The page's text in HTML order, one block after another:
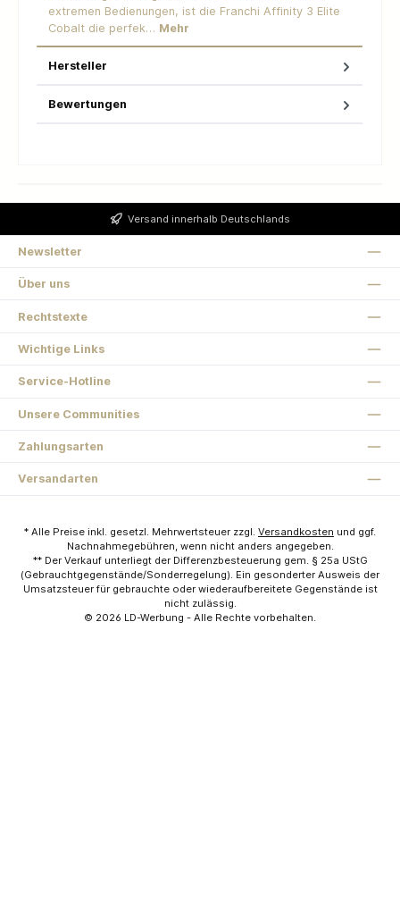
extremen Bedienungen, ist die Franchi Affinity 3 Elite
Cobalt die perfek… Mehr
Hersteller
Bewertungen
Versand innerhalb Deutschlands
Newsletter
Über uns
Rechtstexte
Wichtige Links
Service-Hotline
Unsere Communities
Zahlungsarten
Versandarten
* Alle Preise inkl. gesetzl. Mehrwertsteuer zzgl. Versandkosten und ggf.
Nachnahmegebühren, wenn nicht anders angegeben.
** Der Verkauf unterliegt der Differenzbesteuerung gem. § 25a UStG
(Gebrauchtgegenstände/Sonderregelung). Ein gesonderter Ausweis der
Umsatzsteuer für gebrauchte oder wiederaufbereitete Gegenstände ist
nicht zulässig.
© 2026 LD-Werbung - Alle Rechte vorbehalten.